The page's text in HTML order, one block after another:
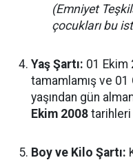
(Emniyet
çocukları bu
Yaş Şartı: 01 Ekim
tamamlamış ve
yaşından gün
Ekim 2008 tarihleri
Boy ve Kilo Şartı: